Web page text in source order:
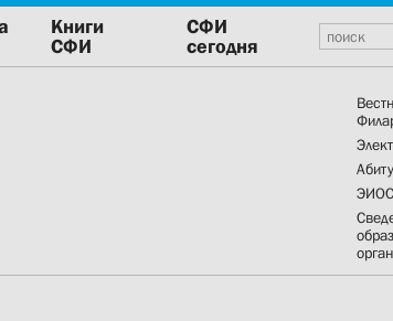
Книги
СФИ
СФИ
сегодня
ЭИОС